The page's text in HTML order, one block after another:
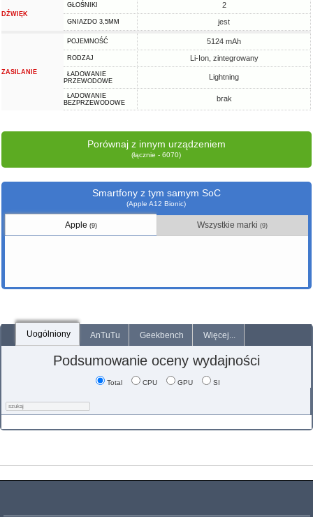
DŹWIĘK
GŁOŚNIKI 2
GNIAZDO 3,5MM jest
ZASILANIE
POJEMNOŚĆ 5124 mAh
RODZAJ Li-Ion, zintegrowany
ŁADOWANIE
PRZEWODOWE
Lightning
ŁADOWANIE
BEZPRZEWODOWE
brak
Porównaj z innym urządzeniem
(łącznie - 6070)
Smartfony z tym samym SoC
(Apple A12 Bionic)
Apple (9) Wszystkie marki(9)
Uogólniony AnTuTu Geekbench Więcej...
Podsumowanie oceny wydajności
Total CPU GPU SI